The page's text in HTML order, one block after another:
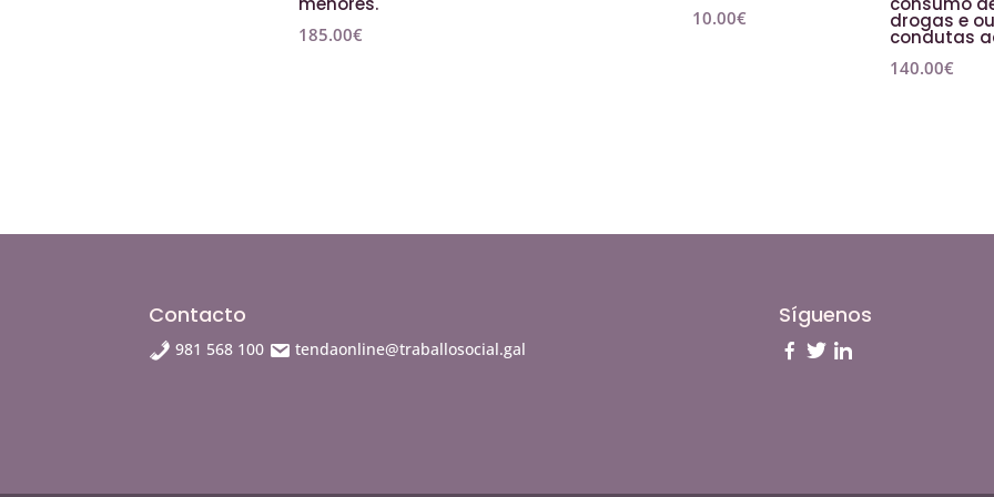
185.00€
10.00€ drogas e
condutas
140.00€
Contacto
981 568 100 tendaonline@traballosocial.gal
Síguenos